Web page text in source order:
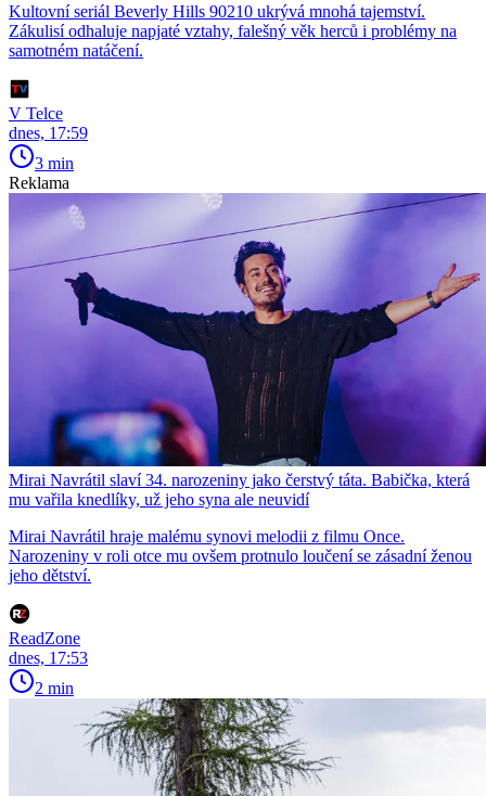
Kultovní seriál Beverly Hills 90210 ukrývá mnohá tajemství.
Zákulisí odhaluje napjaté vztahy, falešný věk herců i problémy na
samotném natáčení.
V Telce
dnes, 17:59
3 min
Reklama
Mirai Navrátil slaví 34. narozeniny jako čerstvý táta. Babička, která
mu vařila knedlíky, už jeho syna ale neuvidí
Mirai Navrátil hraje malému synovi melodii z filmu Once.
Narozeniny v roli otce mu ovšem protnulo loučení se zásadní ženou
jeho dětství.
ReadZone
dnes, 17:53
2 min